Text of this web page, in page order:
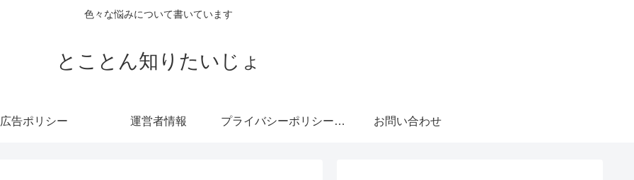
色々な悩みについて書いています
とことん知りたいじょ
広告ポリシー 運営者情報 プライバシーポリシー・免責事項 お問い合わせ